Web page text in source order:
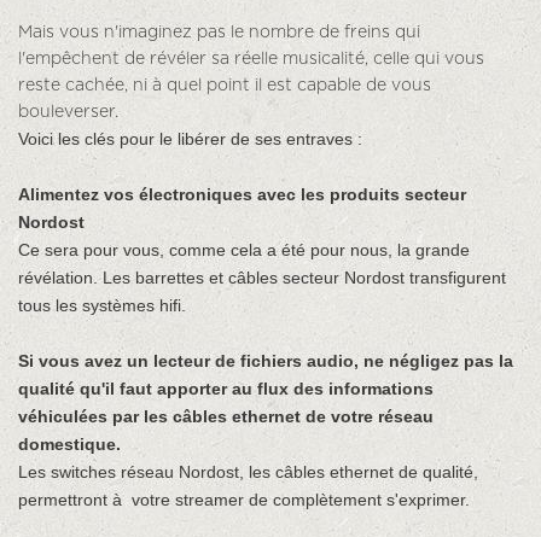
Mais vous n'imaginez pas le nombre de freins qui
l'empêchent de révéler sa réelle musicalité, celle qui vous
reste cachée, ni à quel point il est capable de vous
bouleverser.
Voici les clés pour le libérer de ses entraves :
Alimentez vos électroniques avec les produits secteur
Nordost
Ce sera pour vous, comme cela a été pour nous, la grande
révélation. Les barrettes et câbles secteur Nordost transfigurent
tous les systèmes hifi.
Si vous avez un lecteur de fichiers audio, ne négligez pas la
qualité qu'il faut apporter au flux des informations
véhiculées par les câbles ethernet de votre réseau
domestique.
Les switches réseau Nordost, les câbles ethernet de qualité,
permettront à votre streamer de complètement s'exprimer.